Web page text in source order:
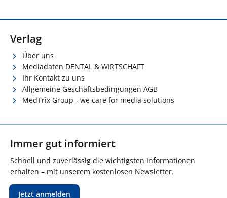
Verlag
Über uns
Mediadaten DENTAL & WIRTSCHAFT
Ihr Kontakt zu uns
Allgemeine Geschäftsbedingungen AGB
MedTrix Group - we care for media solutions
Immer gut informiert
Schnell und zuverlässig die wichtigsten Informationen
erhalten – mit unserem kostenlosen Newsletter.
Jetzt anmelden